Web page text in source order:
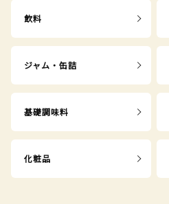
飲料
ジャム・缶詰
基礎調味料
化粧品